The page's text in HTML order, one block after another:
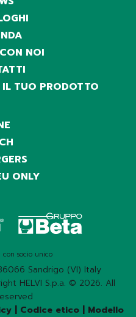
NOI
TUO PRODOTTO
ONLY
con socio unico
Sandrigo (VI) Italy
HELVI S.p.a. © 2026. All
| Codice etico| Modello